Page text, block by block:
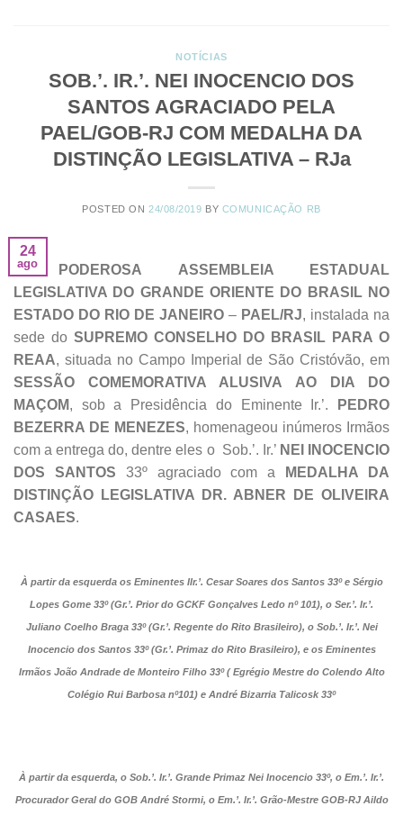
NOTÍCIAS
SOB.’. IR.’. NEI INOCENCIO DOS
SANTOS AGRACIADO PELA
PAEL/GOB-RJ COM MEDALHA DA
DISTINÇÃO LEGISLATIVA – RJa
POSTED ON 24/08/2019 BY COMUNICAÇÃO RB
24
ago
A PODEROSA
ASSEMBLEIA ESTADUAL
LEGISLATIVA DO GRANDE ORIENTE DO BRASIL NO
ESTADO DO RIO DE JANEIRO – PAEL/RJ, instalada na
sede do SUPREMO CONSELHO DO BRASIL PARA O
REAA, situada no Campo Imperial de São Cristóvão, em
SESSÃO COMEMORATIVA ALUSIVA AO DIA DO
MAÇOM, sob a Presidência do Eminente Ir.’.
PEDRO
BEZERRA DE MENEZES, homenageou inúmeros Irmãos
com a entrega do, dentre eles o Sob.’. Ir.’ NEI INOCENCIO
DOS SANTOS 33º agraciado com a
MEDALHA DA
DISTINÇÃO LEGISLATIVA DR. ABNER DE OLIVEIRA
CASAES.
À partir da esquerda os Eminentes IIr.’. Cesar Soares dos Santos 33º e Sérgio
Lopes Gome 33º (Gr.’. Prior do GCKF Gonçalves Ledo nº 101), o Ser.’. Ir.’.
Juliano Coelho Braga 33º (Gr.’. Regente do Rito Brasileiro), o Sob.’. Ir.’. Nei
Inocencio dos Santos 33º (Gr.’. Primaz do Rito Brasileiro), e os Eminentes
Irmãos João Andrade de Monteiro Filho 33º ( Egrégio Mestre do Colendo Alto
Colégio Rui Barbosa nº101) e André Bizarria Talicosk 33º
À partir da esquerda, o Sob.’. Ir.’. Grande Primaz Nei Inocencio 33º, o Em.’. Ir.’.
Procurador Geral do GOB André Stormi, o Em.’. Ir.’. Grão-Mestre GOB-RJ Aildo